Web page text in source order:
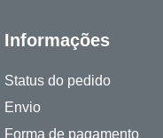
Informações
Status do pedido
Envio
Forma de pagamento